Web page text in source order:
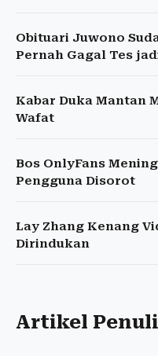
Obituari Juwono
Pernah Gagal Tes
Kabar Duka Mantan
Wafat
Bos OnlyFans
Pengguna Disorot
Lay Zhang Kenang
Dirindukan
Artikel